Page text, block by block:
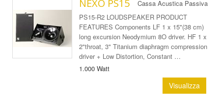
Cassa Acustica Passiva
NEXO PS15
PS15-R2 LOUDSPEAKER PRODUCT
FEATURES Components LF 1 x 15"(38 cm)
long excursion Neodymium 8O driver. HF 1 x
2"throat, 3" Titanium diaphragm compression
driver + Low Distortion, Constant …
1.000 Watt
Visualizza